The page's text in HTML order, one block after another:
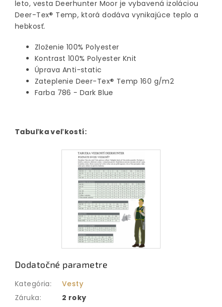
leto, vesta Deerhunter Moor je vybavená izoláciou
Deer-Tex® Temp, ktorá dodáva vynikajúce teplo a
hebkosť.
Zloženie 100% Polyester
Kontrast 100% Polyester Knit
Úprava Anti-static
Zateplenie Deer-Tex® Temp 160 g/m2
Farba 786 - Dark Blue
Tabuľka veľkostí:
Dodatočné parametre
Kategória:
Vesty
Záruka: 2 roky